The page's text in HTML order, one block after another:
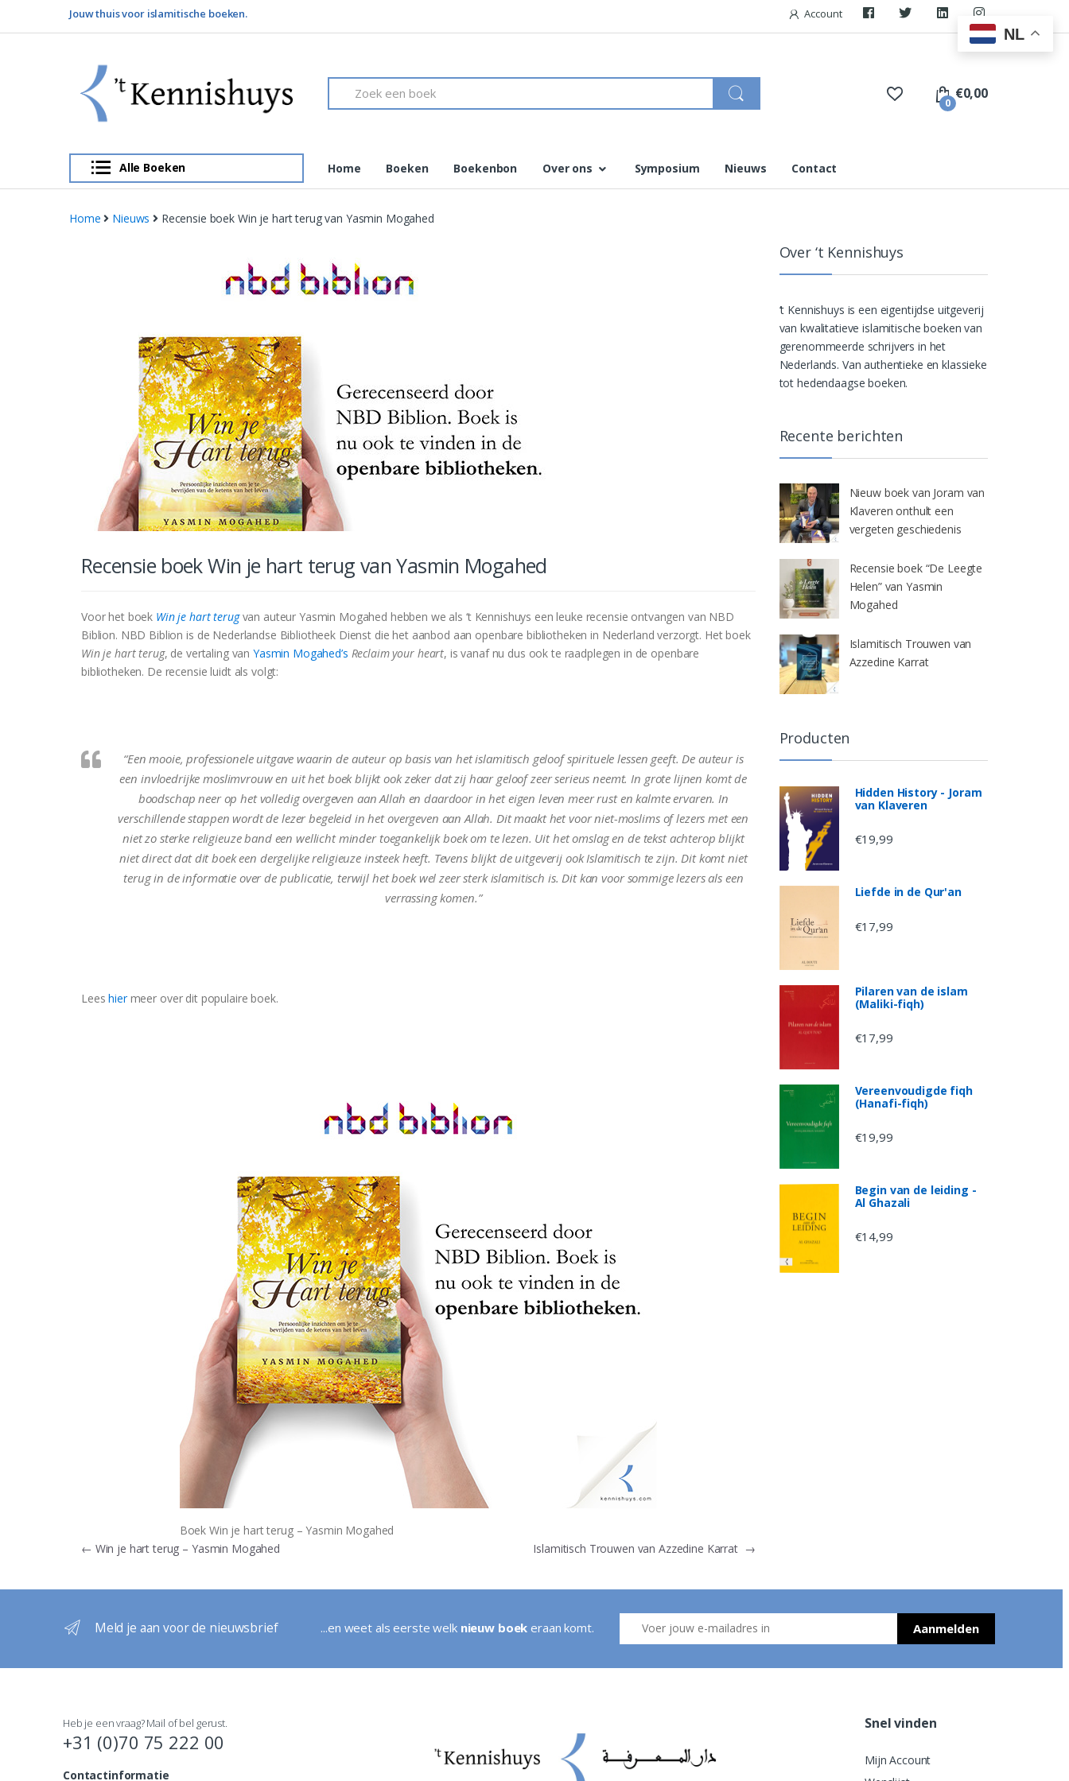
Jouw thuis voor islamitische boeken. Account
Search
0
€0,00
Alle Boeken Home Boeken Boekenbon Over ons Symposium Nieuws Contact
Home Nieuws Recensie boek Win je hart terug van Yasmin Mogahed
Recensie boek Win je hart terug van Yasmin Mogahed
Voor het boek Win je hart terugvan auteur Yasmin Mogahed hebben we als ‘t Kennishuys een leuke recensie ontvangen van NBD
Biblion. NBD Biblion is de Nederlandse Bibliotheek Dienst die het aanbod aan openbare bibliotheken in Nederland verzorgt. Het boek
Win je hart terug, de vertaling van Yasmin Mogahed’s Reclaim your heart, is vanaf nu dus ook te raadplegen in de openbare
bibliotheken. De recensie luidt als volgt:
“Een mooie, professionele uitgave waarin de auteur op basis van het islamitisch geloof spirituele lessen geeft. De auteur is
een invloedrijke moslimvrouw en uit het boek blijkt ook zeker dat zij haar geloof zeer serieus neemt. In grote lijnen komt de
boodschap neer op het volledig overgeven aan Allah en daardoor in het eigen leven meer rust en kalmte ervaren. In
verschillende stappen wordt de lezer begeleid in het overgeven aan Allah. Dit maakt het voor niet-moslims of lezers met een
niet zo sterke religieuze band een wellicht minder toegankelijk boek om te lezen. Uit het omslag en de tekst achterop blijkt
niet direct dat dit boek een dergelijke religieuze insteek heeft. Tevens blijkt de uitgeverij ook Islamitisch te zijn. Dit komt niet
terug in de informatie over de publicatie, terwijl het boek wel zeer sterk islamitisch is. Dit kan voor sommige lezers als een
verrassing komen.”
Leeshiermeer over dit populaire boek.
Boek Win je hart terug – Yasmin Mogahed
Bericht
navigatie
← Win je hart terug – Yasmin Mogahed Islamitisch Trouwen van Azzedine Karrat →
Over ‘t Kennishuys
‘t Kennishuys is een eigentijdse uitgeverij
van kwalitatieve islamitische boeken van
gerenommeerde schrijvers in het
Nederlands. Van authentieke en klassieke
tot hedendaagse boeken.
Recente berichten
Nieuw boek van Joram van
Klaveren onthult een
vergeten geschiedenis
Recensie boek “De Leegte
Helen” van Yasmin
Mogahed
Islamitisch Trouwen van
Azzedine Karrat
Producten
Hidden History - Joram
van Klaveren
€19,99
Liefde in de Qur'an
€17,99
Pilaren van de islam
(Maliki-fiqh)
€17,99
Vereenvoudigde fiqh
(Hanafi-fiqh)
€19,99
Begin van de leiding -
Al Ghazali
€14,99
Meld je aan voor de nieuwsbrief ...en weet als eerste welk nieuw boek eraan komt.
Heb je een vraag? Mail of bel gerust.
+31 (0)70 75 222 00
Contactinformatie
Snel vinden
Mijn Account
NL